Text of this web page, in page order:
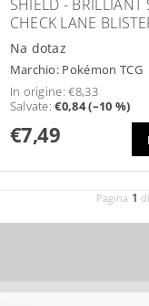
SHIELD - BRILLIANT
CHECK LANE
Na dotaz
Marchio: Pokémon TCG
In origine:€8,33
Salvate:€0,84 (–10 %)
€7,49
Pagina 1 di